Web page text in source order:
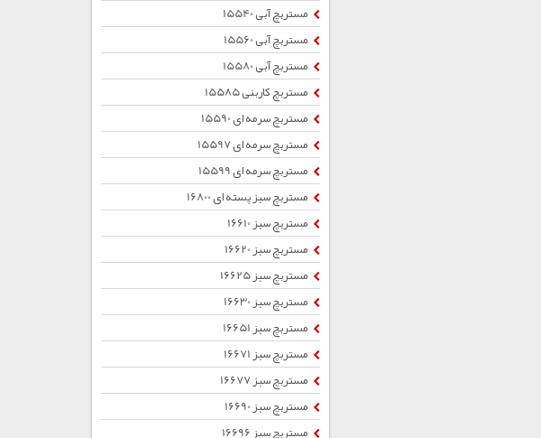
مستربچ آبی 15540
مستربچ آبی 15560
مستربچ آبی 15580
مستربچ کاربنی 15585
مستربچ سرمه ای 15590
مستربچ سرمه ای 15597
مستربچ سرمه ای 15599
مستربچ سبز پسته ای 16800
مستربچ سبز 16610
مستربچ سبز 16620
مستربچ سبز 16625
مستربچ سبز 16630
مستربچ سبز 16651
مستربچ سبز 16671
مستربچ سبز 16677
مستربچ سبز 16690
مستربچ سبز 16696